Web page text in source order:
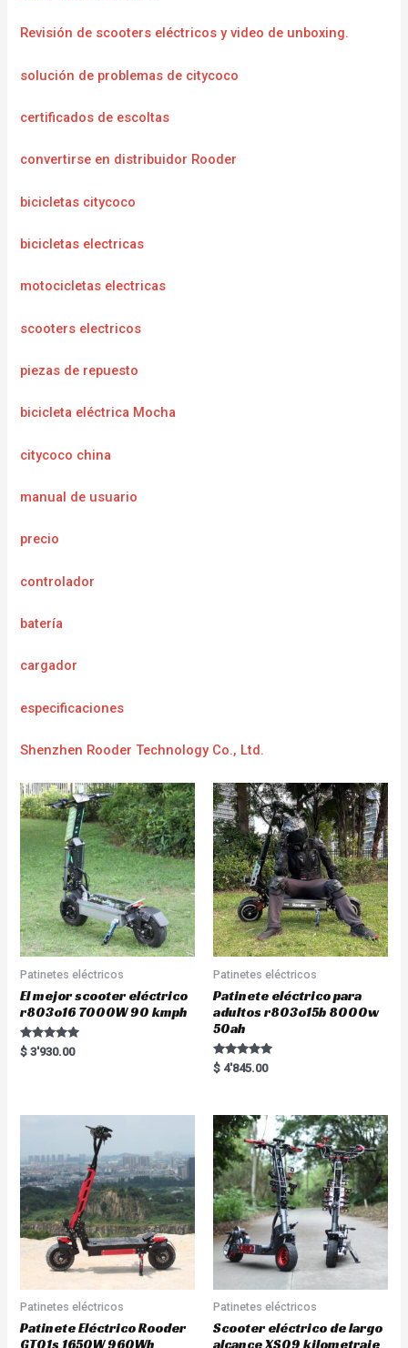
Revisión de scooters eléctricos y video de unboxing.
solución de problemas de citycoco
certificados de escoltas
convertirse en distribuidor Rooder
bicicletas citycoco
bicicletas electricas
motocicletas electricas
scooters electricos
piezas de repuesto
bicicleta eléctrica Mocha
citycoco china
manual de usuario
precio
controlador
batería
cargador
especificaciones
Shenzhen Rooder Technology Co., Ltd.
Patinetes eléctricos
El mejor scooter eléctrico
r803o16 7000W 90 kmph
Rated
5.00
$ 3'930.00
Patinetes eléctricos
Patinete eléctrico para
adultos r803o15b 8000w
50ah
Rated
5.00
$ 4'845.00
Patinetes eléctricos
Patinete Eléctrico Rooder
GT01s 1650W 960Wh
Patinetes eléctricos
Scooter eléctrico de largo
alcance XS09 kilometraje